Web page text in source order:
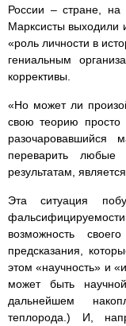
России – стране, на
Марксисты выходили
«роль личности в
гениальным
коррективы.
«Но может ли
свою теорию
разочаровавшийся
переварить
результатам,
Эта ситуация
возможность
предсказания,
этом «научность» и
может быть
дальнейшем
теплорода.) И,